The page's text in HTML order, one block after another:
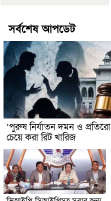
সর্বশেষ আপডেট
‘পুরুষ নির্যাতন দমন ও
চেয়ে করা রিট খারিজ